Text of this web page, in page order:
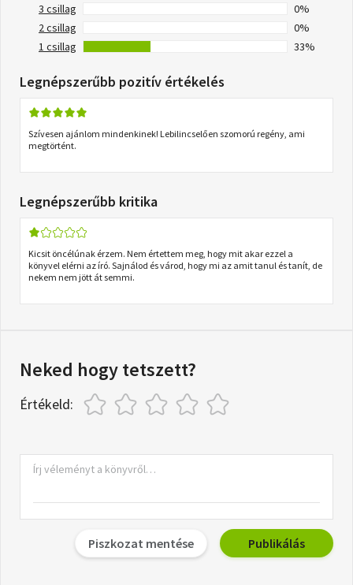
3 csillag
0%
2 csillag
0%
1 csillag
33%
Legnépszerűbb pozitív értékelés
Szívesen ajánlom mindenkinek! Lebilincselően szomorú regény, ami
megtörtént.
Legnépszerűbb kritika
Kicsit öncélúnak érzem. Nem értettem meg, hogy mit akar ezzel a
könyvel elérni az író. Sajnálod és várod, hogy mi az amit tanul és tanít, de
nekem nem jött át semmi.
Neked hogy tetszett?
Értékeld:
Piszkozat mentése Publikálás